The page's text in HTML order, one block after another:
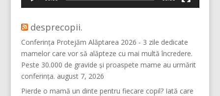
desprecopii.
Conferința Protejăm Alăptarea 2026 - 3 zile dedicate
mamelor care vor să alăpteze cu mai multă încredere.
Peste 30.000 de gravide și proaspete mame au urmărit
conferința. august 7, 2026
Pierde o mamă un dinte pentru fiecare copil? Iată care